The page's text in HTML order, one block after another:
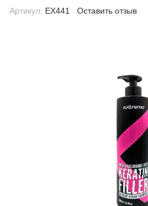
Артикул: EX441 Оставить отзыв